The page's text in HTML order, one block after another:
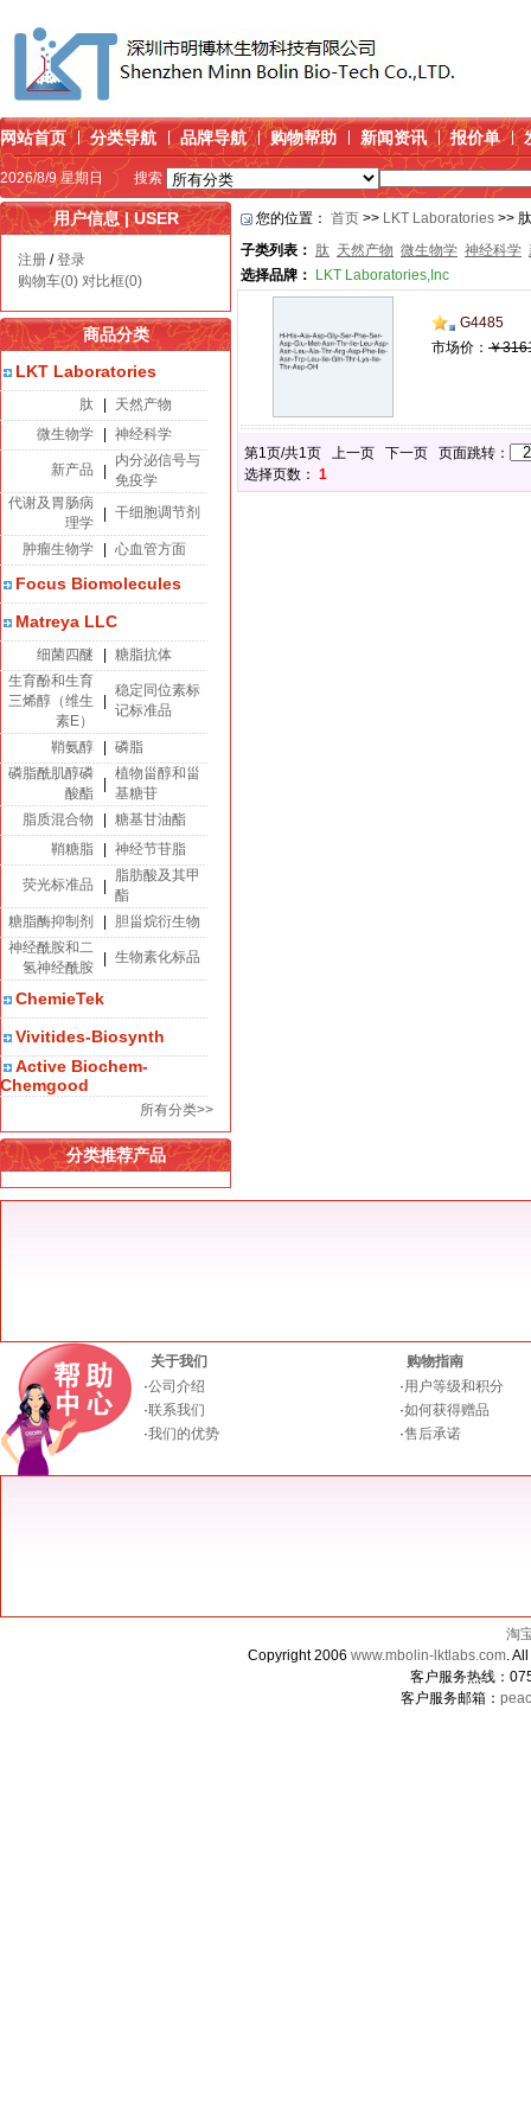
网站首页 分类导航 品牌导航 购物帮助 新闻资讯 报价单
2026/8/9 星期日 搜索
用户信息 | USER
注册 /登录
购物车(0) 对比框(0)
商品分类
LKT Laboratories
肽
天然产物
微生物学
神经科学
新产品
内分泌信号与
免疫学
代谢及胃肠病
理学
干细胞调节剂
肿瘤生物学 心血管方面
Focus Biomolecules
Matreya LLC
细菌四醚
糖脂抗体
生育酚和生育
三烯醇（维生
素E）
稳定同位素标
记标准品
鞘氨醇
磷脂
磷脂酰肌醇磷
酸酯
植物甾醇和甾
基糖苷
脂质混合物
糖基甘油酯
鞘糖脂
神经节苷脂
荧光标准品
脂肪酸及其甲
酯
糖脂酶抑制剂
胆甾烷衍生物
神经酰胺和二
氢神经酰胺
生物素化标品
ChemieTek
Vivitides-Biosynth
Active Biochem-
Chemgood
所有分类>>
分类推荐产品
您的位置： 首页 >> LKT Laboratories >>
子类列表： 肽 天然产物 微生物学 神经科学
选择品牌：
LKT Laboratories,Inc
G4485
市场价： ￥
第1页/共1页 上一页 下一页 页面跳转：
选择页数： 1
关于我们
·公司介绍
·联系我们
·我们的优势
购物指南
·用户等级和积分
·如何获得赠品
·售后承诺
淘
Copyright 2006 www.mbolin-lktlabs.com.
客户服务热线：
客户服务邮箱：